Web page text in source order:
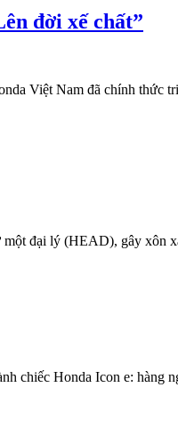
đời xế chất”
Việt Nam đã chính thức
đại lý (HEAD), gây xôn
chiếc Honda Icon e: hàng